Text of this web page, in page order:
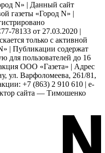
N» | Данный сайт
газеты «Город N» |
78133 от 27.03.2020 |
только с активной
| Публикации содержат
для пользователей до 16
ООО «Газета» | Адрес
ул. Варфоломеева, 261/81,
+7 (863) 2 910 610 | e-
сайта — Тимошенко